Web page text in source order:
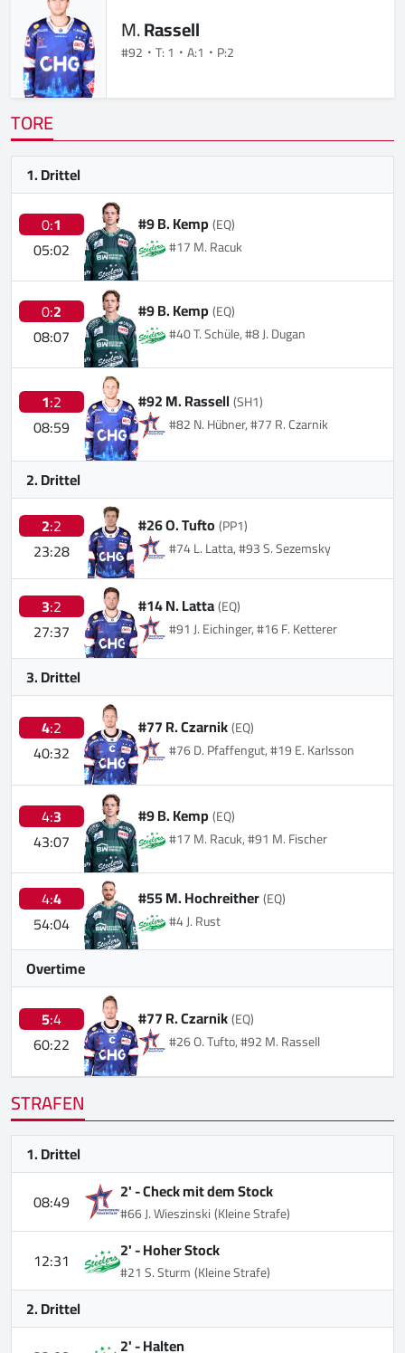
M.Rassell
#92 T: 1 A:1 P:2
TORE
1. Drittel
0:1
05:02
#9 B. Kemp(EQ)
#17 M. Racuk
0:2
08:07
#9 B. Kemp(EQ)
#40 T. Schüle, #8 J. Dugan
1:2
08:59
#92 M. Rassell(SH1)
#82 N. Hübner, #77 R. Czarnik
2. Drittel
2:2
23:28
#26 O. Tufto(PP1)
#74 L. Latta, #93 S. Sezemsky
3:2
27:37
#14 N. Latta(EQ)
#91 J. Eichinger, #16 F. Ketterer
3. Drittel
4:2
40:32
#77 R. Czarnik(EQ)
#76 D. Pfaffengut, #19 E. Karlsson
4:3
43:07
#9 B. Kemp(EQ)
#17 M. Racuk, #91 M. Fischer
4:4
54:04
#55 M. Hochreither(EQ)
#4 J. Rust
Overtime
5:4
60:22
#77 R. Czarnik(EQ)
#26 O. Tufto, #92 M. Rassell
STRAFEN
1. Drittel
08:49
2' -Check mit dem Stock
#66 J. Wieszinski(Kleine Strafe)
12:31 2' -Hoher Stock
#21 S. Sturm(Kleine Strafe)
2. Drittel
2' -Halten